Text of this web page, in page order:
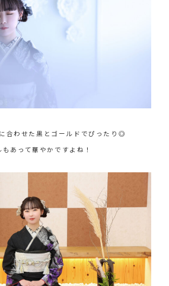
合わせた黒とゴールドでぴったり◎
もあって華やかですよね！